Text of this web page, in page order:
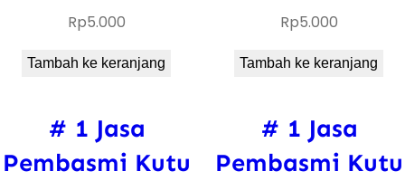
Rp5.000
Tambah ke keranjang
Rp5.000
Tambah ke keranjang
# 1 Jasa
Pembasmi Kutu
# 1 Jasa
Pembasmi Kutu